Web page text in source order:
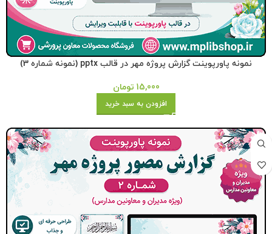
نمونه پاورپوینت گزارش پروژه مهر در قالب pptx (نمونه شماره 3)
15,000 تومان
افزودن به سبد خرید